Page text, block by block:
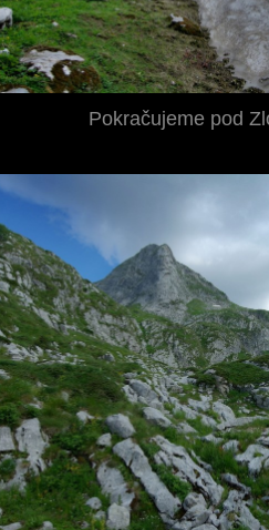
Pokračujeme pod